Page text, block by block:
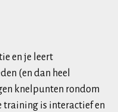
en je leert
(en dan heel
knelpunten rondom
training is interactief en